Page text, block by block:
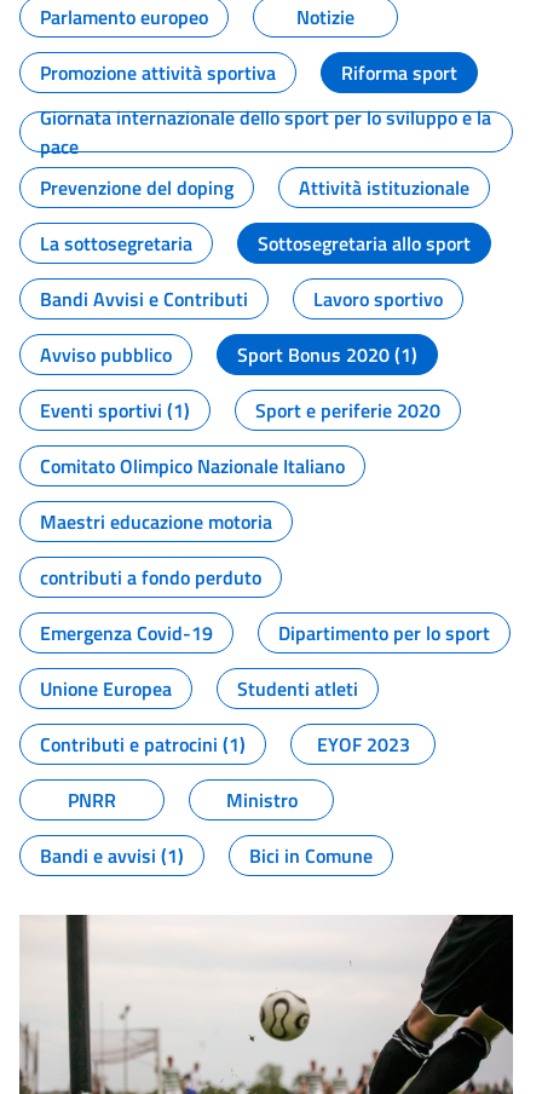
Parlamento europeo
Notizie
Promozione attività sportiva
Riforma sport
Giornata internazionale dello sport per lo sviluppo e la
pace
Prevenzione del doping
Attività istituzionale
La sottosegretaria
Sottosegretaria allo sport
Bandi Avvisi e Contributi
Lavoro sportivo
Avviso pubblico
Sport Bonus 2020 (1)
Eventi sportivi (1)
Sport e periferie 2020
Comitato Olimpico Nazionale Italiano
Maestri educazione motoria
contributi a fondo perduto
Emergenza Covid-19
Dipartimento per lo sport
Unione Europea
Studenti atleti
Contributi e patrocini (1)
EYOF 2023
PNRR
Ministro
Bandi e avvisi (1)
Bici in Comune